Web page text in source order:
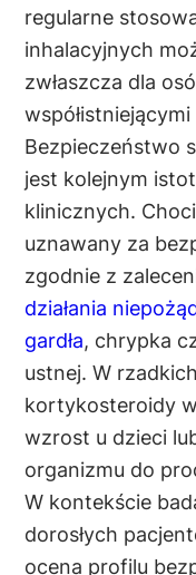
regularne
inhalacyjnych
zwłaszcza dla
Bezpieczeństwo
jest kolejnym
klinicznych.
uznawany za
zgodnie z
działania
gardła, chrypka
ustnej. W
kortykosteroidy
wzrost u dzieci
organizmu do
W kontekście
dorosłych
ocena profilu